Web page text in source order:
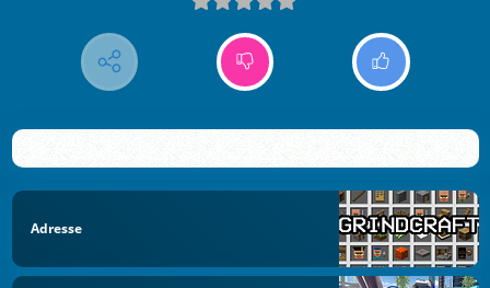
Adresse